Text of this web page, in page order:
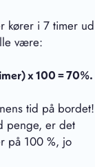
kører i 7 timer ud
være:
x 100 = 70%.
tid på bordet!
penge, er det
på 100 %, jo